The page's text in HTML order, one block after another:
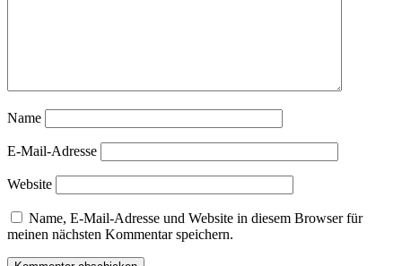
Name
E-Mail-Adresse
Website
Name, E-Mail-Adresse und Website in diesem Browser für
meinen nächsten Kommentar speichern.